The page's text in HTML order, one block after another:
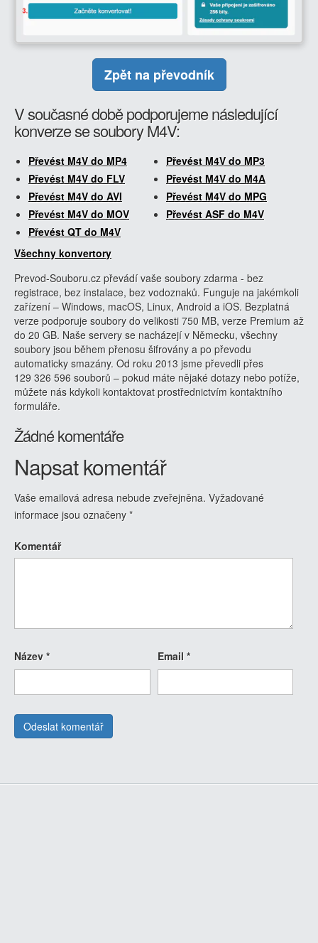
Zpět na převodník
V současné době podporujeme následující
konverze se soubory M4V:
Převést M4V do MP4
Převést M4V do MP3
Převést M4V do FLV
Převést M4V do M4A
Převést M4V do AVI
Převést M4V do MPG
Převést M4V do MOV
Převést ASF do M4V
Převést QT do M4V
Všechny konvertory
Prevod-Souboru.cz převádí vaše soubory zdarma - bez
registrace, bez instalace, bez vodoznaků. Funguje na jakémkoli
zařízení – Windows, macOS, Linux, Android a iOS. Bezplatná
verze podporuje soubory do velikosti 750 MB, verze Premium až
do 20 GB. Naše servery se nacházejí v Německu, všechny
soubory jsou během přenosu šifrovány a po převodu
automaticky smazány. Od roku 2013 jsme převedli přes
129 326 596 souborů – pokud máte nějaké dotazy nebo potíže,
můžete nás kdykoli kontaktovat prostřednictvím kontaktního
formuláře.
Žádné komentáře
Napsat komentář
Vaše emailová adresa nebude zveřejněna. Vyžadované
informace jsou označeny *
Komentář
Název * Email *